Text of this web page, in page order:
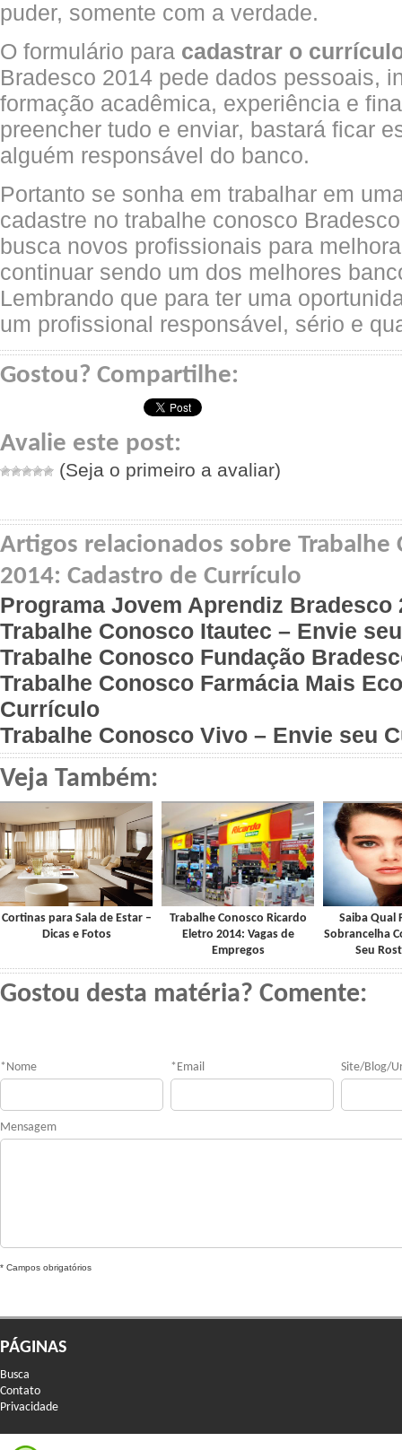
puder, somente com a verdade.
O formulário para cadastrar o
Bradesco 2014 pede dados pessoais,
formação acadêmica, experiência e
preencher tudo e enviar, bastará ficar
alguém responsável do banco.
Portanto se sonha em trabalhar em
cadastre no trabalhe conosco
busca novos profissionais para
continuar sendo um dos melhores
Lembrando que para ter uma
um profissional responsável, sério e
Gostou? Compartilhe:
Avalie este post:
(Seja o primeiro a avaliar)
Artigos relacionados sobre Trabalhe
2014: Cadastro de Currículo
Programa Jovem Aprendiz Bradesco
Trabalhe Conosco Itautec – Envie
Trabalhe Conosco Fundação
Trabalhe Conosco Farmácia Mais
Currículo
Trabalhe Conosco Vivo – Envie seu
Veja Também:
Cortinas para Sala de Estar –
Dicas e Fotos
Trabalhe Conosco Ricardo
Eletro 2014: Vagas de
Empregos
Saiba Qual
Sobrancelha
Seu
Gostou desta matéria? Comente:
* Nome * Email Site/Blog/
Mensagem
* Campos obrigatórios
PÁGINAS
Busca
Contato
Privacidade